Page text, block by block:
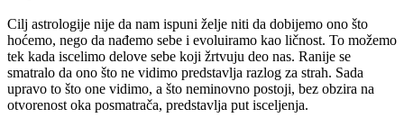
Cilj astrologije nije da nam ispuni želje niti da dobijemo ono što
hoćemo, nego da nađemo sebe i evoluiramo kao ličnost. To možemo
tek kada iscelimo delove sebe koji žrtvuju deo nas. Ranije se
smatralo da ono što ne vidimo predstavlja razlog za strah. Sada
upravo to što one vidimo, a što neminovno postoji, bez obzira na
otvorenost oka posmatrača, predstavlja put isceljenja.